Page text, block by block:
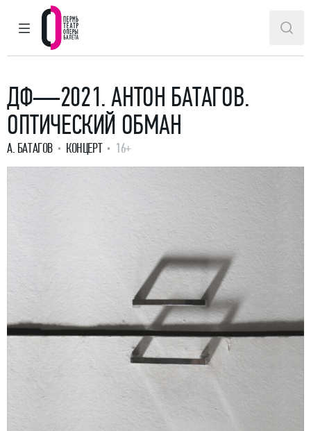
ГЛАВНОЕ МЕНЮ
Пермский театр оперы и балета
ДФ—2021. АНТОН БАТАГОВ.
ОПТИЧЕСКИЙ ОБМАН
А. БАТАГОВ КОНЦЕРТ 16+